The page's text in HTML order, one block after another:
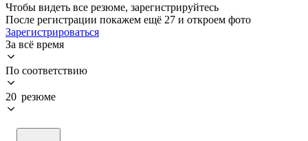
Чтобы видеть все резюме, зарегистрируйтесь
После регистрации покажем ещё 27 и откроем фото
Зарегистрироваться
За всё время
По соответствию
20 резюме